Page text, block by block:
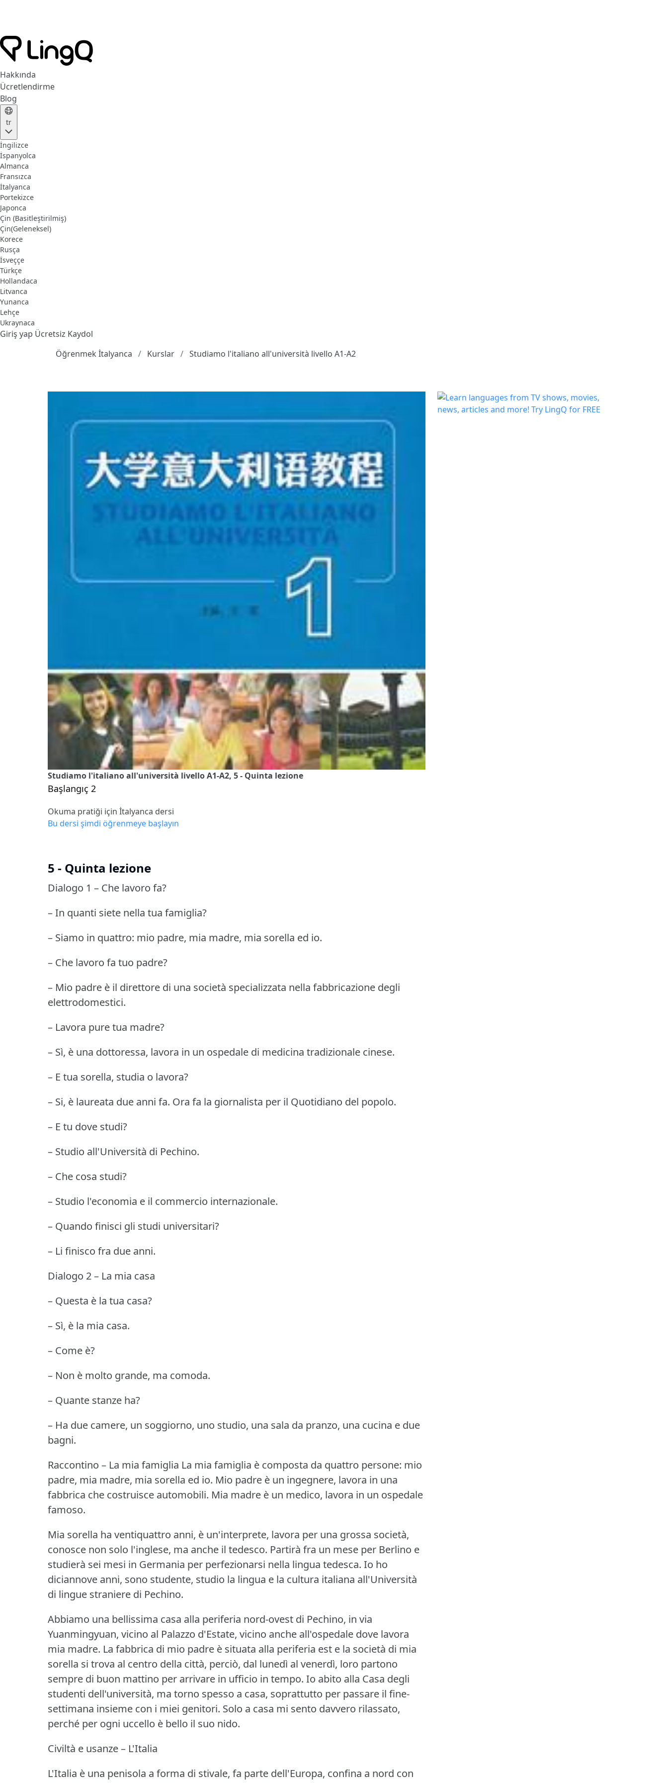
Hakkında
Ücretlendirme
Blog
tr
İngilizce
İspanyolca
Almanca
Fransızca
İtalyanca
Portekizce
Japonca
Çin (Basitleştirilmiş)
Çin(Geleneksel)
Korece
Rusça
İsveççe
Türkçe
Hollandaca
Litvanca
Yunanca
Lehçe
Ukraynaca
Giriş yap Ücretsiz Kaydol
Öğrenmek İtalyanca
Kurslar Studiamo l'italiano all'università livello A1-A2
Studiamo l'italiano all'università livello A1-A2, 5 - Quinta lezione
Başlangıç 2
Okuma pratiği için İtalyanca dersi
Bu dersi şimdi öğrenmeye başlayın
5 - Quinta lezione
Dialogo 1 – Che lavoro fa?
– In quanti siete nella tua famiglia?
– Siamo in quattro: mio padre, mia madre, mia sorella ed io.
– Che lavoro fa tuo padre?
– Mio padre è il direttore di una società specializzata nella fabbricazione degli
elettrodomestici.
– Lavora pure tua madre?
– Sì, è una dottoressa, lavora in un ospedale di medicina tradizionale cinese.
– E tua sorella, studia o lavora?
– Si, è laureata due anni fa. Ora fa la giornalista per il Quotidiano del popolo.
– E tu dove studi?
– Studio all'Università di Pechino.
– Che cosa studi?
– Studio l'economia e il commercio internazionale.
– Quando finisci gli studi universitari?
– Li finisco fra due anni.
Dialogo 2 – La mia casa
– Questa è la tua casa?
– Sì, è la mia casa.
– Come è?
– Non è molto grande, ma comoda.
– Quante stanze ha?
– Ha due camere, un soggiorno, uno studio, una sala da pranzo, una cucina e due
bagni.
Raccontino – La mia famiglia La mia famiglia è composta da quattro persone: mio
padre, mia madre, mia sorella ed io. Mio padre è un ingegnere, lavora in una
fabbrica che costruisce automobili. Mia madre è un medico, lavora in un ospedale
famoso.
Mia sorella ha ventiquattro anni, è un'interprete, lavora per una grossa società,
conosce non solo l'inglese, ma anche il tedesco. Partirà fra un mese per Berlino e
studierà sei mesi in Germania per perfezionarsi nella lingua tedesca. Io ho
diciannove anni, sono studente, studio la lingua e la cultura italiana all'Università
di lingue straniere di Pechino.
Abbiamo una bellissima casa alla periferia nord-ovest di Pechino, in via
Yuanmingyuan, vicino al Palazzo d'Estate, vicino anche all'ospedale dove lavora
mia madre. La fabbrica di mio padre è situata alla periferia est e la società di mia
sorella si trova al centro della città, perciò, dal lunedì al venerdì, loro partono
sempre di buon mattino per arrivare in ufficio in tempo. Io abito alla Casa degli
studenti dell'università, ma torno spesso a casa, soprattutto per passare il fine-
settimana insieme con i miei genitori. Solo a casa mi sento davvero rilassato,
perché per ogni uccello è bello il suo nido.
Civiltà e usanze – L'Italia
L'Italia è una penisola a forma di stivale, fa parte dell'Europa, confina a nord con